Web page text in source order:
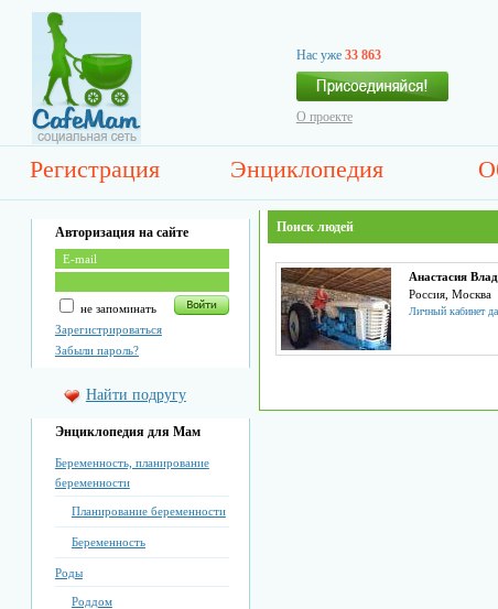
Нас уже 33 863
О проекте
Регистрация Энциклопедия
Авторизация на сайте
не запоминать
Зарегистрироваться
Забыли пароль?
Найти подругу
Энциклопедия для Мам
Беременность, планирование
беременности
Планирование беременности
Беременность
Роды
Роддом
Поиск людей
Анастасия
Россия, Москва
Личный кабинет